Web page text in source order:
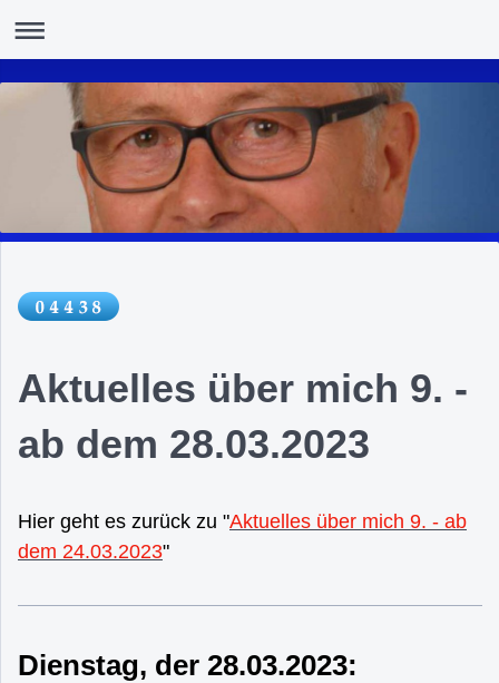
Aktuelles über mich 9. -
ab dem 28.03.2023
Hier geht es zurück zu "Aktuelles über mich 9. - ab
dem 24.03.2023"
Dienstag, der 28.03.2023: